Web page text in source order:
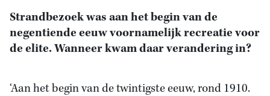
Strandbezoek was aan het begin van de
negentiende eeuw voornamelijk recreatie voor
de elite. Wanneer kwam daar verandering in?
‘Aan het begin van de twintigste eeuw, rond 1910.